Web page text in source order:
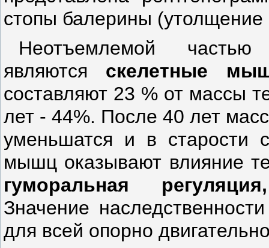
стопы балерины
Неотъемлемой частью
являются скелетные
составляют 23 % от массы
лет - 44%. После 40 лет
уменьшатся и в старости
мышц оказывают влияние
гуморальная
Значение
для всей опорно­